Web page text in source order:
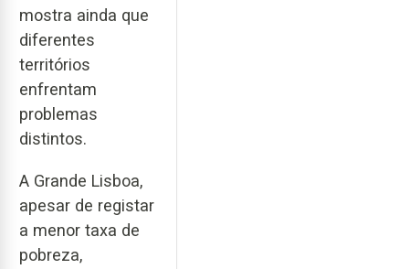
mostra ainda que
diferentes
territórios
enfrentam
problemas
distintos.
A Grande Lisboa,
apesar de registar
a menor taxa de
pobreza,